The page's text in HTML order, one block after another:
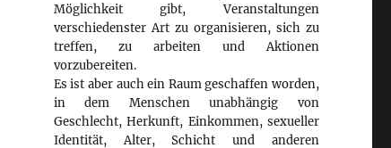
Möglichkeit gibt, Veranstaltungen
verschiedenster Art zu organisieren, sich zu
treffen, zu arbeiten und Aktionen
vorzubereiten.
Es ist aber auch ein Raum geschaffen worden,
in dem Menschen unabhängig von
Geschlecht, Herkunft, Einkommen, sexueller
Identität, Alter, Schicht und anderen